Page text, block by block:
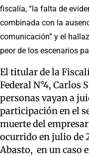
fiscalía, “la falta de
combinada con la
comunicación” y el
peor de los escenarios
El titular de la
Federal N°4, Carlos
personas vayan a
participación en el
muerte del
ocurrido en julio de
Abasto, en un caso